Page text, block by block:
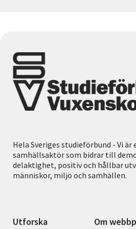
Hela Sveriges studieförbund - Vi är
samhällsaktör som bidrar till
delaktighet, positiv och hållbar
människor, miljö och samhällen.
Utforska Om